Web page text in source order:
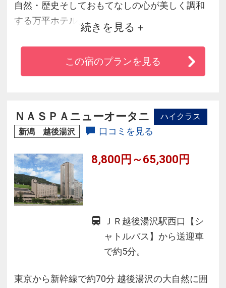
自然・歴史そしておもてなしの心が美しく調和
する万平ホテル。
ゲストルームにはアンティークな調度品が今も
残り、窓からは樹木の息づかいが、そっと入り
続きを見る
この宿のプランを見る
ＮＡＳＰＡニューオータニ
ハイクラス
新潟 越後湯沢
口コミを見る
8,800円～65,300円
ＪＲ越後湯沢駅西口【シ
ャトルバス】から送迎車
で約5分。
東京から新幹線で約70分 越後湯沢の大自然に囲